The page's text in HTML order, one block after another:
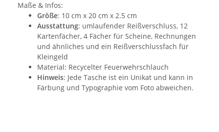
Maße & Infos:
Größe: 10 cm x 20 cm x 2.5 cm
Ausstattung: umlaufender Reißverschluss, 12
Kartenfächer, 4 Fächer für Scheine, Rechnungen
und ähnliches und ein Reißverschlussfach für
Kleingeld
Material: Recycelter Feuerwehrschlauch
Hinweis: Jede Tasche ist ein Unikat und kann in
Färbung und Typographie vom Foto abweichen.